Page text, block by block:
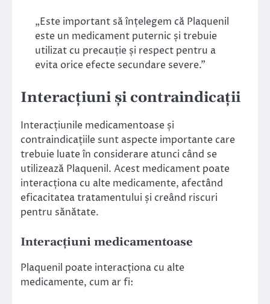
„Este important să înțelegem că Plaquenil
este un medicament puternic și trebuie
utilizat cu precauție și respect pentru a
evita orice efecte secundare severe.”
Interacțiuni și contraindicații
Interacțiunile medicamentoase și
contraindicațiile sunt aspecte importante care
trebuie luate în considerare atunci când se
utilizează Plaquenil. Acest medicament poate
interacționa cu alte medicamente, afectând
eficacitatea tratamentului și creând riscuri
pentru sănătate.
Interacțiuni medicamentoase
Plaquenil poate interacționa cu alte
medicamente, cum ar fi: